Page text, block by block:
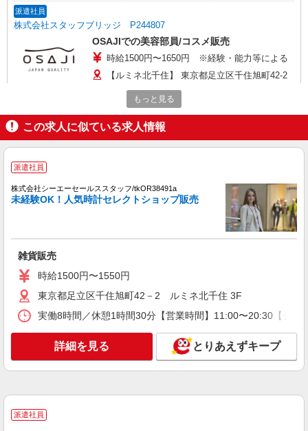
派遣社員
株式会社スタッフブリッジ P244807
OSAJIでの美容部員/コスメ販売
時給1500円〜1650円 ※経験・能力等による
【ルミネ北千住】 東京都足立区千住旭町42-2
時給1600円〜1880円 ※経験・能力等による
【ルミネ北千住】 東京都足立区千住旭町42-2
詳細を見る
株式会社シーエーセールススタッフ/tkGS38491b
雑貨販売
時給1500円〜1550円
キープ 詳細を見る
株式会社シーエーセールススタッフ/tkOR38491a
もっと見る
この求人に似ている求人情報
派遣社員
株式会社シーエーセールススタッフ/tkOR38491a
未経験OK！人気時計セレクトショップ販売
雑貨販売
時給1500円〜1550円
東京都足立区千住旭町42－2 ルミネ北千住 3F
実働8時間／休憩1時間30分【営業時間】11:00〜20:30【シ
詳細を見る とりあえずキープ
派遣社員